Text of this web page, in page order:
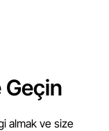
almak ve size